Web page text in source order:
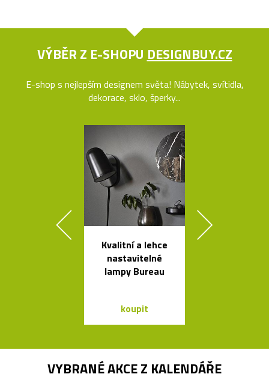
VÝBĚR Z E-SHOPU DESIGNBUY.CZ
E-shop s nejlepším designem světa! Nábytek, svítidla,
dekorace, sklo, šperky...
Kvalitní a lehce
nastavitelné
lampy Bureau
koupit
VYBRANÉ AKCE Z KALENDÁŘE